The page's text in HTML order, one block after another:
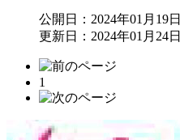
公開日：2024年01月19
更新日：2024年01月24
1